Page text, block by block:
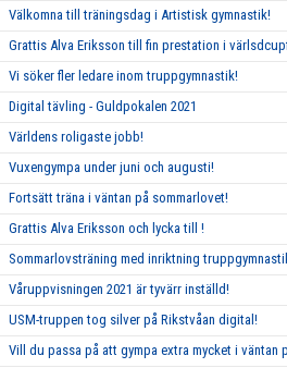
Välkomna till träningsdag i Artistisk gymnastik!
Grattis Alva Eriksson till fin prestation i
Vi söker fler ledare inom truppgymnastik!
Digital tävling - Guldpokalen 2021
Världens roligaste jobb!
Vuxengympa under juni och augusti!
Fortsätt träna i väntan på sommarlovet!
Grattis Alva Eriksson och lycka till !
Sommarlovsträning med inriktning
Våruppvisningen 2021 är tyvärr inställd!
USM-truppen tog silver på Rikstvåan digital!
Vill du passa på att gympa extra mycket i väntan